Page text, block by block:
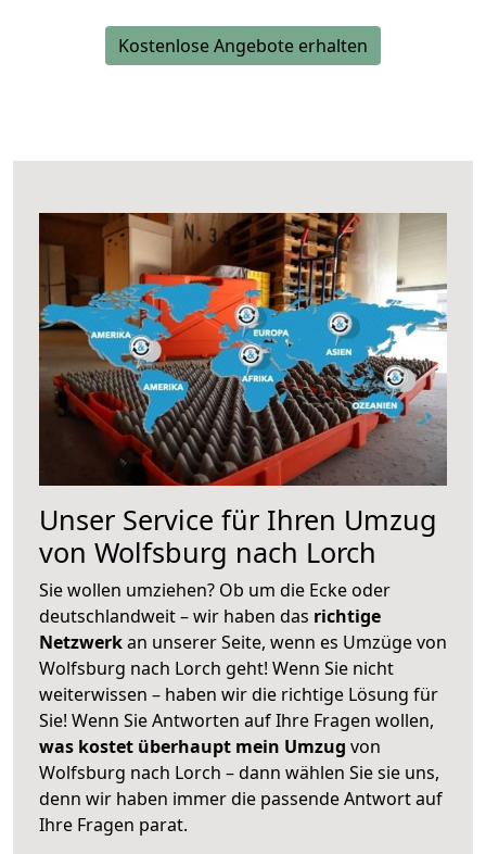
Kostenlose Angebote erhalten
Unser Service für Ihren Umzug
von Wolfsburg nach Lorch
Sie wollen umziehen? Ob um die Ecke oder
deutschlandweit – wir haben das richtige
Netzwerkan unserer Seite, wenn es Umzüge von
Wolfsburg nach Lorch geht! Wenn Sie nicht
weiterwissen – haben wir die richtige Lösung für
Sie! Wenn Sie Antworten auf Ihre Fragen wollen,
was kostet überhaupt mein Umzug von
Wolfsburg nach Lorch – dann wählen Sie sie uns,
denn wir haben immer die passende Antwort auf
Ihre Fragen parat.